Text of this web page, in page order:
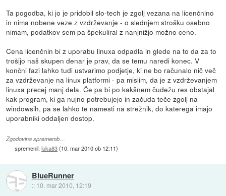
Ta pogodba, ki jo je pridobil slo-tech je zgolj vezana na licenčnino
in nima nobene veze z vzdrževanje - o slednjem strošku osebno
nimam, podatkov sem pa špekuliral z nanjnižjo možno ceno.
Cena licenčnin bi z uporabu linuxa odpadla in glede na to da za to
trošijo naš skupen denar je prav, da se temu naredi konec. V
končni fazi lahko tudi ustvarimo podjetje, ki ne bo računalo nič več
za vzdrževanje na linux platformi - pa mislim, da je z vzdrževanjem
linuxa precej manj dela. Če pa bi po kakšnem čudežu res obstajal
kak program, ki ga nujno potrebujejo in začuda teče zgolj na
windowsih, pa se lahko te namesti na strežnik, do katerega imajo
uporabniki oddaljen dostop.
Zgodovina sprememb…
spremenil:luka83(10. mar 2010 ob 12:11)
BlueRunner
:: 10. mar 2010, 12:19